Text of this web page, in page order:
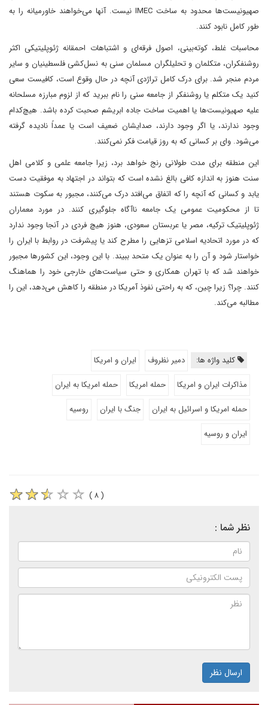
صهیونیست‌ها محدود به ساخت IMEC نیست. آنها می‌خواهند خاورمیانه را به
طور کامل نابود کنند.
محاسبات غلط، کوته‌بینی، اصول فرقه‌ای و اشتباهات احمقانه ژئوپلیتیکی اکثر
روشنفکران، متکلمان و تحلیلگران مسلمان سنی به نسل‌کشی فلسطینیان و سایر
مردم منجر شد. برای درک کامل تراژدی آنچه در حال وقوع است، کافیست سعی
کنید یک متکلم یا روشنفکر از جامعه سنی را نام ببرید که از لزوم مبارزه مسلحانه
علیه صهیونیست‌ها یا اهمیت ساخت جاده ابریشم صحبت کرده باشد. هیچ‌کدام
وجود ندارند، یا اگر وجود دارند، صدایشان ضعیف است یا عمداً نادیده گرفته
می‌شود. وای بر کسانی که به روز قیامت فکر نمی‌کنند.
این منطقه برای مدت طولانی رنج خواهد برد، زیرا جامعه علمی و کلامی اهل
سنت هنوز به اندازه کافی بالغ نشده است که بتواند در اجتهاد به موفقیت دست
یابد و کسانی که آنچه را که اتفاق می‌افتد درک می‌کنند، مجبور به سکوت هستند
تا از محکومیت عمومی یک جامعه ناآگاه جلوگیری کنند. در مورد معماران
ژئوپلیتیک ترکیه، مصر یا عربستان سعودی، هنوز هیچ فردی در آنجا وجود ندارد
که در مورد اتحادیه اسلامی تزهایی را مطرح کند یا پیشرفت در روابط با ایران را
خواستار شود و آن را به عنوان یک متحد ببیند. با این وجود، این کشورها مجبور
خواهند شد که با تهران همکاری و حتی سیاست‌های خارجی خود را هماهنگ
کنند. چرا؟ زیرا چین، که به راحتی نفوذ آمریکا در منطقه را کاهش می‌دهد، این را
مطالبه می‌کند.
کلید واژه ها: دمیر نظروف
ایران و امریکا
مذاکرات ایران و امریکا
حمله امریکا
حمله امریکا به ایران
حمله امریکا و اسرائیل به ایران
جنگ با ایران
روسیه
ایران و روسیه
( ۸ )
نظر شما :
ارسال نظر